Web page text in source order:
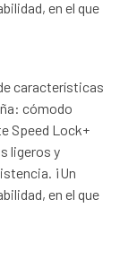
en el que
características
cómodo
Speed ​​Lock+
ligeros y
¡Un
en el que